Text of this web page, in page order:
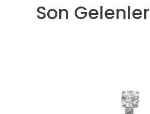
Son Gelenler